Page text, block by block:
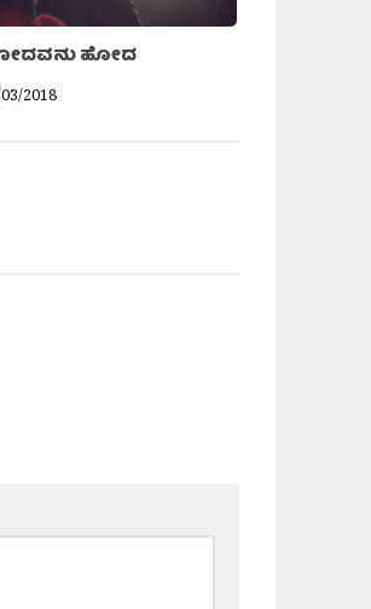
ಹೋದ
2018